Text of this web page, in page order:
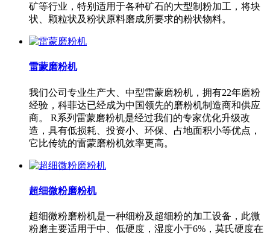
矿等行业，特别适用于各种矿石的大型制粉加工，将块
状、颗粒状及粉状原料磨成所要求的粉状物料。
雷蒙磨粉机
我们公司专业生产大、中型雷蒙磨粉机，拥有22年磨粉
经验，科菲达已经成为中国领先的磨粉机制造商和供应
商。 R系列雷蒙磨粉机是经过我们的专家优化升级改
造，具有低损耗、投资小、环保、占地面积小等优点，
它比传统的雷蒙磨粉机效率更高。
超细微粉磨粉机
超细微粉磨粉机是一种细粉及超细粉的加工设备，此微
粉磨主要适用于中、低硬度，湿度小于6%，莫氏硬度在